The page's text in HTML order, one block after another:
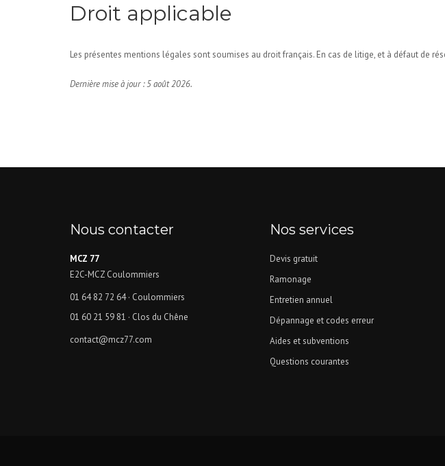
Droit applicable
Les présentes mentions légales sont soumises au droit français. En cas de litige, et à défaut de
Dernière mise à jour : 5 août 2026.
Nous contacter
MCZ 77
E2C-MCZ Coulommiers
01 64 82 72 64· Coulommiers
01 60 21 59 81 · Clos du Chêne
contact@mcz77.com
Nos services
Devis gratuit
Ramonage
Entretien annuel
Dépannage et codes erreur
Aides et subventions
Questions courantes